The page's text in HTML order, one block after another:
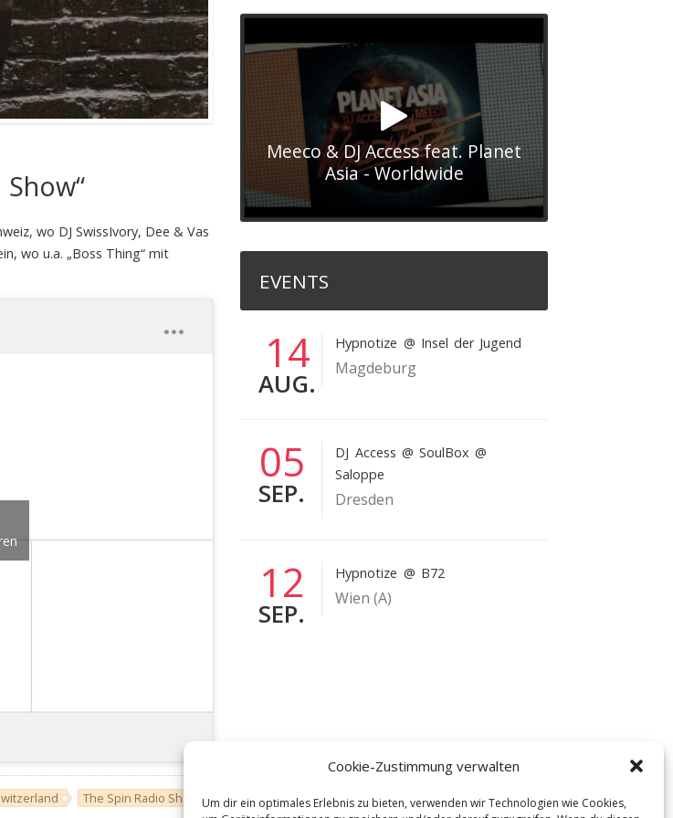
Cookie-Zustimmung verwalten
Um dir ein optimales Erlebnis zu bieten, verwenden wir Technologien wie Cookies,
wo DJ SwissIvory, Dee & Vas
wo u.a. „Boss Thing“ mit
The Spin Radio Show
Meeco & DJ Access feat. Planet
Asia - Worldwide
EVENTS
14
AUG.
Hypnotize @ Insel der Jugend
Magdeburg
05
SEP.
DJ Access @ SoulBox @
Saloppe
Dresden
12
SEP.
Hypnotize @ B72
Wien (A)